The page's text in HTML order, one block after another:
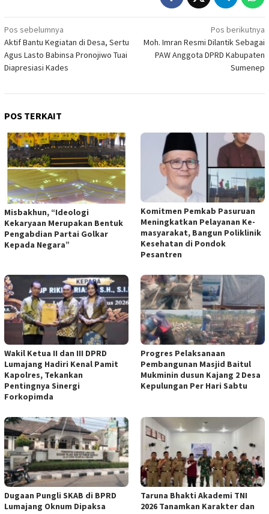
Navigasi
pos
Pos sebelumnya
Aktif Bantu Kegiatan di Desa, Sertu
Agus Lasto Babinsa Pronojiwo Tuai
Diapresiasi Kades
Pos berikutnya
Moh. Imran Resmi Dilantik Sebagai
PAW Anggota DPRD Kabupaten
Sumenep
POS TERKAIT
Misbakhun, “Ideologi
Kekaryaan Merupakan Bentuk
Pengabdian Partai Golkar
Kepada Negara”
Komitmen Pemkab Pasuruan
Meningkatkan Pelayanan Ke-
masyarakat, Bangun Poliklinik
Kesehatan di Pondok
Pesantren
Wakil Ketua II dan III DPRD
Lumajang Hadiri Kenal Pamit
Kapolres, Tekankan
Pentingnya Sinergi
Forkopimda
Progres Pelaksanaan
Pembangunan Masjid Baitul
Mukminin dusun Kajang 2 Desa
Kepulungan Per Hari Sabtu
Dugaan Pungli SKAB di BPRD
Lumajang Oknum Dipaksa
Taruna Bhakti Akademi TNI
2026 Tanamkan Karakter dan